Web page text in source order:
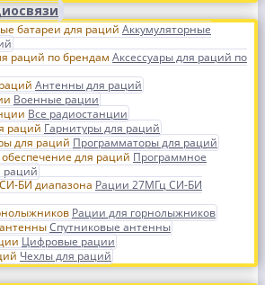
Аккумуляторные
Аксессуары для раций по
Антенны для раций
Военные рации
Все радиостанции
Гарнитуры для раций
Программаторы для раций
Программное
раций
Рации 27МГц СИ-БИ
Рации для горнолыжников
Спутниковые антенны
Цифровые рации
Чехлы для раций